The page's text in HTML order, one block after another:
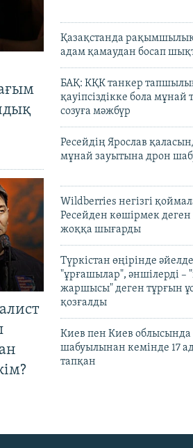
Қазақстанда
адам қамаудан босап
БАҚ: КҚК танкер
қауіпсіздікке бола мұнай
созуға мәжбүр
Ресейдің Ярослав
мұнай зауытына дрон
Wildberries негізгі
Ресейден көшірмек деген
жоққа шығарды
Түркістан өңірінде
"ұрғашылар", әншілерді
жаршысы" деген тұрғын
қозғалды
Киев пен Киев облысында
шабуылынан кемінде 17
тапқан